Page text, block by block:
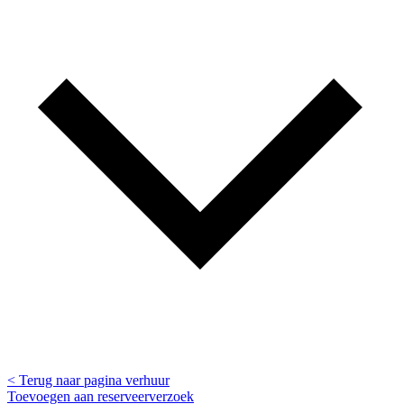
< Terug naar pagina verhuur
Toevoegen aan reserveerverzoek